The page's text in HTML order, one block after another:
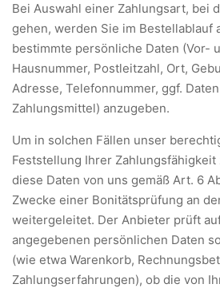
Bei Auswahl einer Zahlungsart, bei
gehen, werden Sie im Bestellablauf
bestimmte persönliche Daten (Vor-
Hausnummer, Postleitzahl, Ort,
Adresse, Telefonnummer, ggf.
Zahlungsmittel) anzugeben.
Um in solchen Fällen unser
Feststellung Ihrer
diese Daten von uns gemäß Art. 6
Zwecke einer Bonitätsprüfung an
weitergeleitet. Der Anbieter prüft
angegebenen persönlichen Daten
(wie etwa Warenkorb,
Zahlungserfahrungen), ob die von